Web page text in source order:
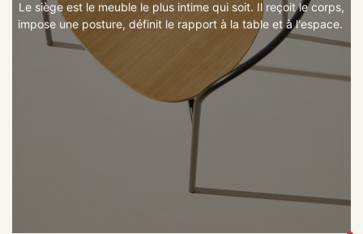
Le siège est le meuble le plus intime qui soit. Il reçoit le corps,
impose une posture, définit le rapport à la table et à l'espace.